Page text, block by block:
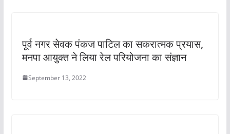
पूर्व नगर सेवक पंकज पाटिल का सकरात्मक प्रयास,
मनपा आयुक्त ने लिया रेल परियोजना का संज्ञान
September 13, 2022